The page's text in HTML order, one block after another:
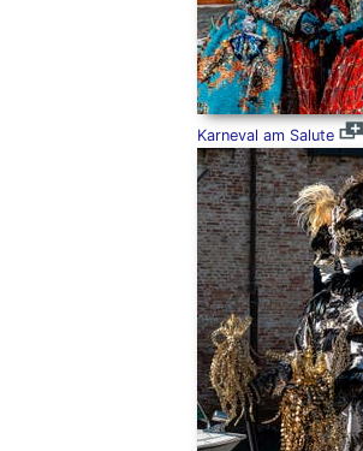
Karneval am Salute